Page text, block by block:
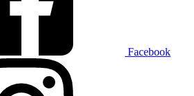
Facebook